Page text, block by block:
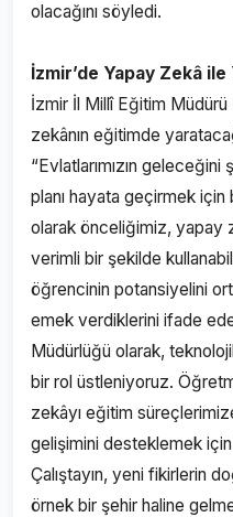
olacağını söyledi.
İzmir’de Yapay Zekâ
İzmir İl Millî Eğitim
zekânın eğitimde
“Evlatlarımızın
planı hayata geçirmek
olarak önceliğimiz, yapay
verimli bir şekilde
öğrencinin potansiyelini
emek verdiklerini ifade
Müdürlüğü olarak,
bir rol üstleniyoruz.
zekâyı eğitim
gelişimini desteklemek için
Çalıştayın, yeni fikirlerin
örnek bir şehir haline